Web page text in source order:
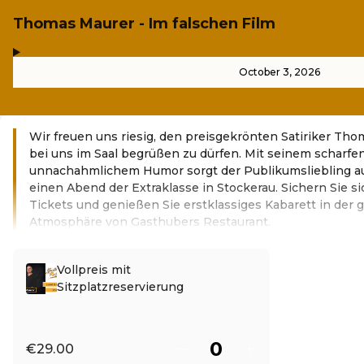
Thomas Maurer - Im falschen Film
October 3, 2026
Wir freuen uns riesig, den preisgekrönten Satiriker
bei uns im Saal begrüßen zu dürfen. Mit seinem
unnachahmlichem Humor sorgt der Publikumsliebling
einen Abend der Extraklasse in Stockerau. Sichern Sie
Tickets und genießen Sie erstklassiges Kabarett in der
Atmosphäre von Gasthubers Restaurant.
Vollpreis mit
Sitzplatzreservierung
€29.00